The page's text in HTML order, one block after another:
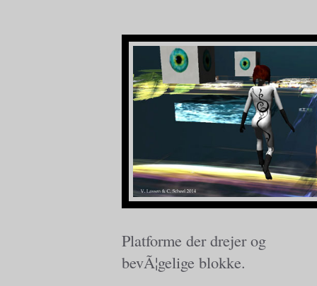
Platforme der drejer og
bevÃ¦gelige blokke.